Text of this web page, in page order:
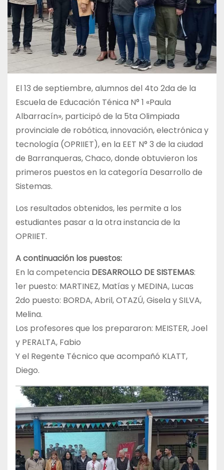
El 13 de septiembre, alumnos del 4to 2da de la
Escuela de Educación Ténica N° 1 «Paula
Albarracín», participó de la 5ta Olimpiada
provinciale de robótica, innovación, electrónica y
tecnología (OPRIIET), en la EET N° 3 de la ciudad
de Barranqueras, Chaco, donde obtuvieron los
primeros puestos en la categoría Desarrollo de
Sistemas.
Los resultados obtenidos, les permite a los
estudiantes pasar a la otra instancia de la
OPRIIET.
A continuación los puestos:
En la competencia DESARROLLO DE SISTEMAS:
1er puesto: MARTINEZ, Matías y MEDINA, Lucas
2do puesto: BORDA, Abril, OTAZÚ, Gisela y SILVA,
Melina.
Los profesores que los prepararon: MEISTER, Joel
y PERALTA, Fabio
Y el Regente Técnico que acompañó KLATT,
Diego.